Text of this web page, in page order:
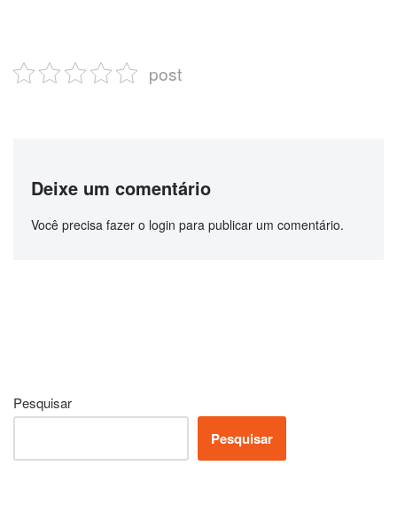
post
Deixe um comentário
Você precisa fazer o login para publicar um comentário.
Pesquisar
Pesquisar